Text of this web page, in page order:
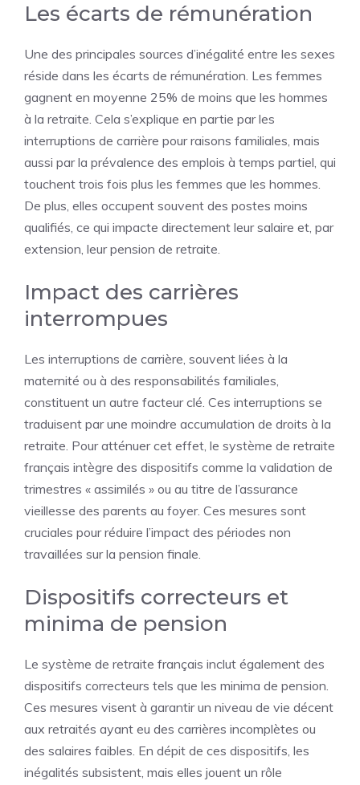
Les écarts de rémunération
Une des principales sources d’inégalité entre les sexes
réside dans les écarts de rémunération. Les femmes
gagnent en moyenne 25% de moins que les hommes
à la retraite. Cela s’explique en partie par les
interruptions de carrière pour raisons familiales, mais
aussi par la prévalence des emplois à temps partiel, qui
touchent trois fois plus les femmes que les hommes.
De plus, elles occupent souvent des postes moins
qualifiés, ce qui impacte directement leur salaire et, par
extension, leur pension de retraite.
Impact des carrières
interrompues
Les interruptions de carrière, souvent liées à la
maternité ou à des responsabilités familiales,
constituent un autre facteur clé. Ces interruptions se
traduisent par une moindre accumulation de droits à la
retraite. Pour atténuer cet effet, le système de retraite
français intègre des dispositifs comme la validation de
trimestres « assimilés » ou au titre de l’assurance
vieillesse des parents au foyer. Ces mesures sont
cruciales pour réduire l’impact des périodes non
travaillées sur la pension finale.
Dispositifs correcteurs et
minima de pension
Le système de retraite français inclut également des
dispositifs correcteurs tels que les minima de pension.
Ces mesures visent à garantir un niveau de vie décent
aux retraités ayant eu des carrières incomplètes ou
des salaires faibles. En dépit de ces dispositifs, les
inégalités subsistent, mais elles jouent un rôle